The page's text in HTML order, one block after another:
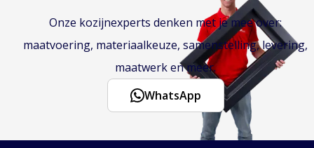
Onze kozijnexperts denken met je mee over:
maatvoering, materiaalkeuze, samenstelling, levering,
maatwerk en meer.
WhatsApp